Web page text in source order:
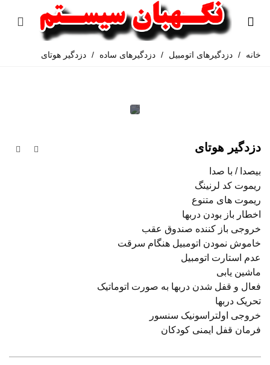
خانه / دزدگیرهای اتومبیل / دزدگیرهای ساده / دزدگیر هوتای
دزدگیر هوتای
بیصدا / با صدا
ریموت کد لرنینگ
ریموت های متنوع
اخطار باز بودن دربها
خروجی باز کننده صندوق عقب
خاموش نمودن اتومبیل هنگام سرقت
عدم استارت اتومبیل
ماشین یابی
فعال و قفل شدن دربها به صورت اتوماتیک
تحریک دربها
خروجی اولتراسونیک سنسور
فرمان قفل ایمنی کودکان